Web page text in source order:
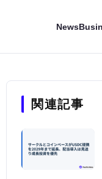
News
に向けた供給抑制の進
関連記事